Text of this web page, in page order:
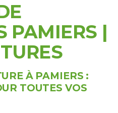
PAMIERS |
À PAMIERS :
TOUTES VOS